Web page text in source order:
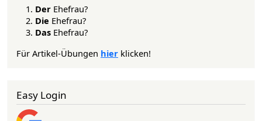
Der Ehefrau?
Die Ehefrau?
Das Ehefrau?
Für Artikel-Übungen hier klicken!
Easy Login